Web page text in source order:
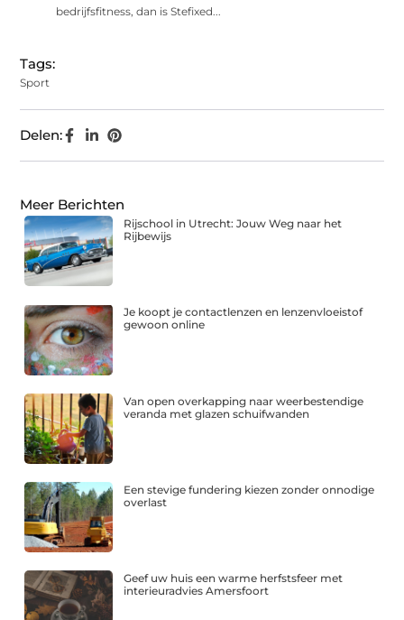
bedrijfsfitness, dan is Stefixed...
Tags:
Sport
Delen:
Meer Berichten
Rijschool in Utrecht: Jouw Weg naar het
Rijbewijs
Je koopt je contactlenzen en lenzenvloeistof
gewoon online
Van open overkapping naar weerbestendige
veranda met glazen schuifwanden
Een stevige fundering kiezen zonder onnodige
overlast
Geef uw huis een warme herfstsfeer met
interieuradvies Amersfoort